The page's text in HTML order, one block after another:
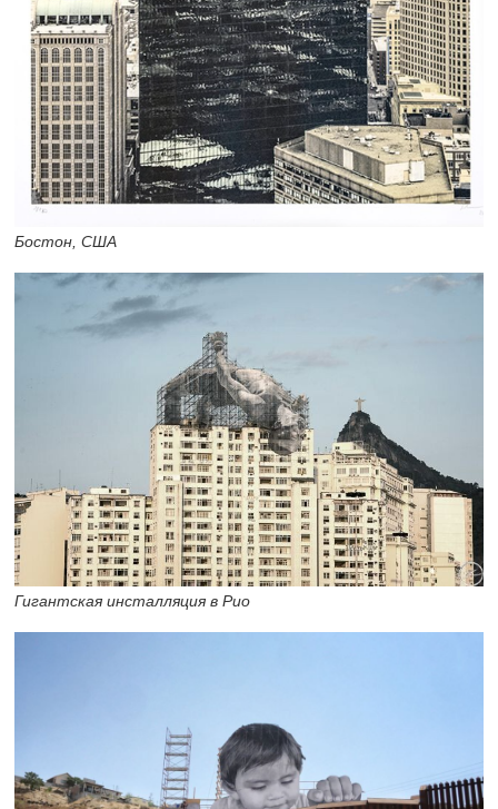
Бостон, США
Гигантская инсталляция в Рио